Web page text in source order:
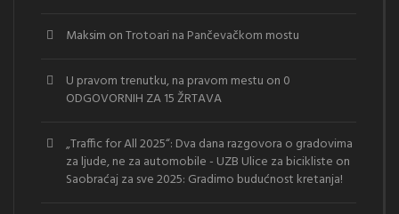
Maksim onTrotoari na Pančevačkom mostu
U pravom trenutku, na pravom mestu on 0
ODGOVORNIH ZA 15 ŽRTAVA
„Traffic for All 2025“: Dva dana razgovora o gradovima
za ljude, ne za automobile - UZB Ulice za bicikliste on
Saobraćaj za sve 2025: Gradimo budućnost kretanja!